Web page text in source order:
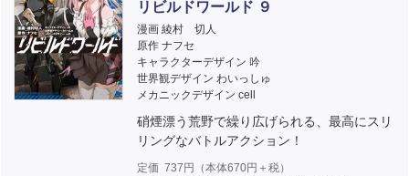
リビルドワールド ９
漫画 綾村 切人
原作 ナフセ
キャラクターデザイン 吟
世界観デザイン わいっしゅ
メカニックデザイン cell
硝煙漂う荒野で繰り広げられる、最高にスリ
リングなバトルアクション！
定価 737 円（本体670円＋税）